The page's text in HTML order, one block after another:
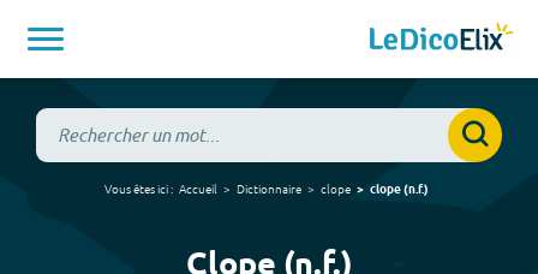
Vous êtes ici : Accueil Dictionnaire clope clope(n.f.)